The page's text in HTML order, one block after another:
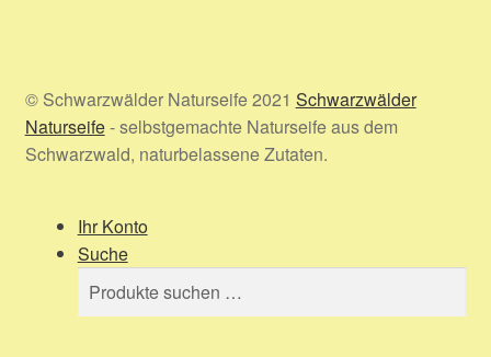
© Schwarzwälder Naturseife 2021 Schwarzwälder
Naturseife- selbstgemachte Naturseife aus dem
Schwarzwald, naturbelassene Zutaten.
Ihr Konto
Suche
Suchen
nach:
Suchen